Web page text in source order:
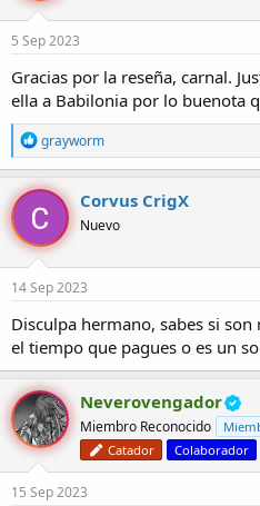
n
e
:
5 Sep 2023
Gracias por la reseña, carnal.
ella a Babilonia por lo buenota
R
e
a
c
c
i
o
n
e
s
grayworm
Corvus CrigX
Nuevo
14 Sep 2023
Disculpa hermano, sabes si
el tiempo que pagues o es un
Neverovengador
Miembro Reconocido
Catador
Colaborador
15 Sep 2023